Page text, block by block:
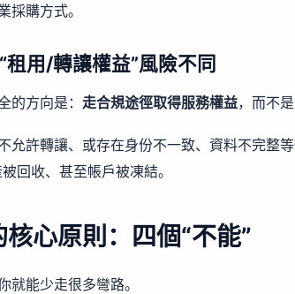
採購方式。
租用/轉讓權益”風險不同
的方向是： 走合規途徑取得服務權益，而不
允許轉讓、或存在身份不一致、資料不完整
回收、甚至帳戶被凍結。
心原則：四個“不能”
就能少走很多彎路。